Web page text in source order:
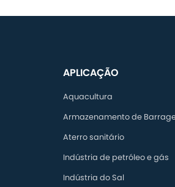
APLICAÇÃO
Aquacultura
Armazenamento de
Aterro sanitário
Indústria de petróleo e gás
Indústria do Sal